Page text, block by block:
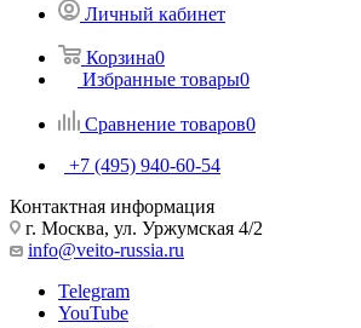
Личный кабинет
Корзина0
Избранные товары0
Сравнение товаров0
+7 (495) 940-60-54
Контактная информация
г. Москва, ул. Уржумская 4/2
info@veito-russia.ru
Telegram
YouTube